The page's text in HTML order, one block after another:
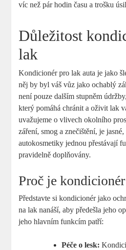
víc než pár hodin času a trošku
Důležitost
lak
Kondicionér pro lak auta je jako
něj by byl váš vůz jako ochablý
není pouze dalším stupněm
který pomáhá chránit a oživit lak
uvažujeme o vlivech okolního
záření, smog a znečištění, je
autokosmetiky jednou přestávají
pravidelně doplňovány.
Proč je
Představte si kondicionér jako
na lak nanáší, aby předešla jeho
jeho hlavním funkcím patří:
Péče o lesk: